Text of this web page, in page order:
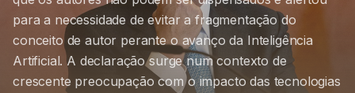
para a necessidade de evitar a fragmentação do
conceito de autor perante o avanço da Inteligência
Artificial. A declaração surge num contexto de
crescente preocupação com o impacto das tecnologias